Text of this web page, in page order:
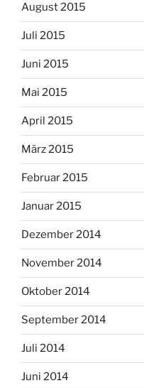
August 2015
Juli 2015
Juni 2015
Mai 2015
April 2015
März 2015
Februar 2015
Januar 2015
Dezember 2014
November 2014
Oktober 2014
September 2014
Juli 2014
Juni 2014